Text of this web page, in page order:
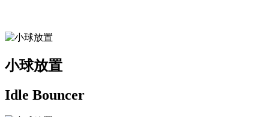
小球放置
Idle Bouncer